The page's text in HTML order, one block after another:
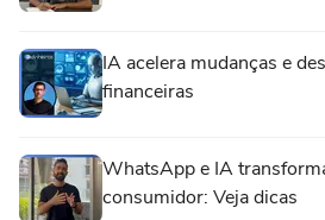
IA acelera mudanças e
financeiras
WhatsApp e IA
consumidor: Veja dicas